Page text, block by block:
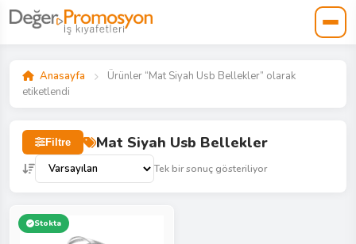
Anasayfa
Ürünler “Mat Siyah Usb Bellekler” olarak
etiketlendi
Filtre Mat Siyah Usb Bellekler
Tek bir sonuç gösteriliyor
Stokta